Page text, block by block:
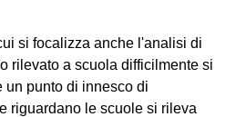
si focalizza anche l'analisi di
rilevato a scuola difficilmente si
un punto di innesco di
riguardano le scuole si rileva